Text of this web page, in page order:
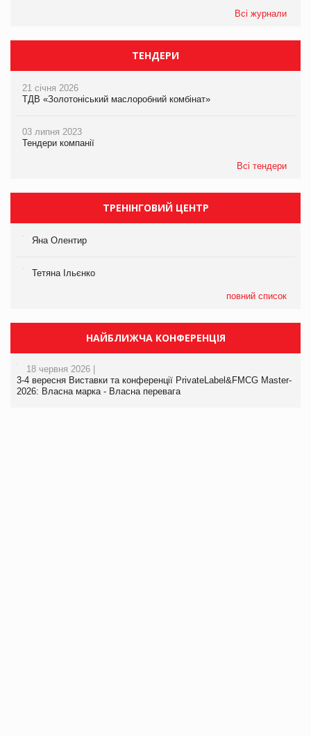
Всі журнали
ТЕНДЕРИ
21 січня 2026
ТДВ «Золотоніський маслоробний комбінат»
03 липня 2023
Тендери компанії
Всі тендери
ТРЕНІНГОВИЙ ЦЕНТР
Яна Олентир
Тетяна Ільєнко
повний список
НАЙБЛИЖЧА КОНФЕРЕНЦІЯ
18 червня 2026 |
3-4 вересня Виставки та конференції PrivateLabel&FMCG Master-
2026: Власна марка - Власна перевага